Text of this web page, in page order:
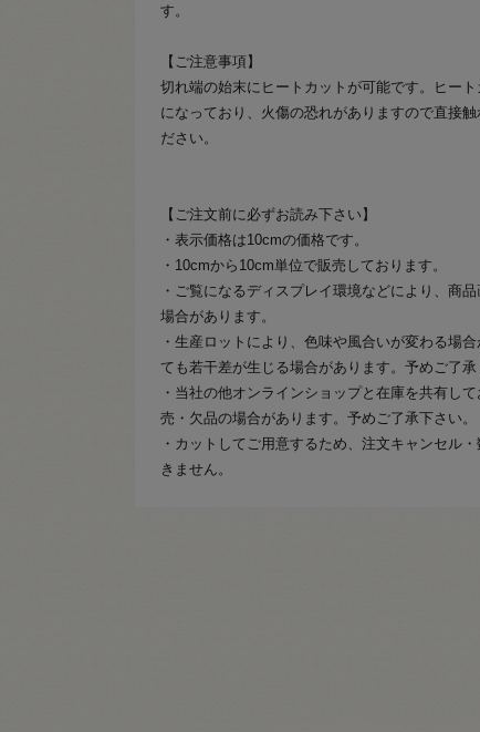
す。
【ご注意事項】
切れ端の始末にヒートカットが可能です。ヒー
になっており、火傷の恐れがありますので直接触
ださい。
【ご注文前に必ずお読み下さい】
・表示価格は10cmの価格です。
・10cmから10cm単位で販売しております。
・ご覧になるディスプレイ環境などにより、商
場合があります。
・生産ロットにより、色味や風合いが変わる場
ても若干差が生じる場合があります。予めご了承
・当社の他オンラインショップと在庫を共有し
売・欠品の場合があります。予めご了承下さい。
・カットしてご用意するため、注文キャンセル
きません。